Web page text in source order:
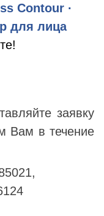
Contour ·
для лица
заявку
Вам в течение